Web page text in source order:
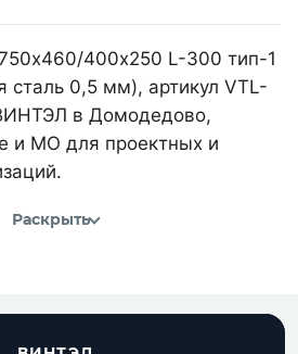
400х250 L-300 тип-1
сталь 0,5 мм), артикул VTL-
в Домодедово,
и МО для проектных и
Раскрыть